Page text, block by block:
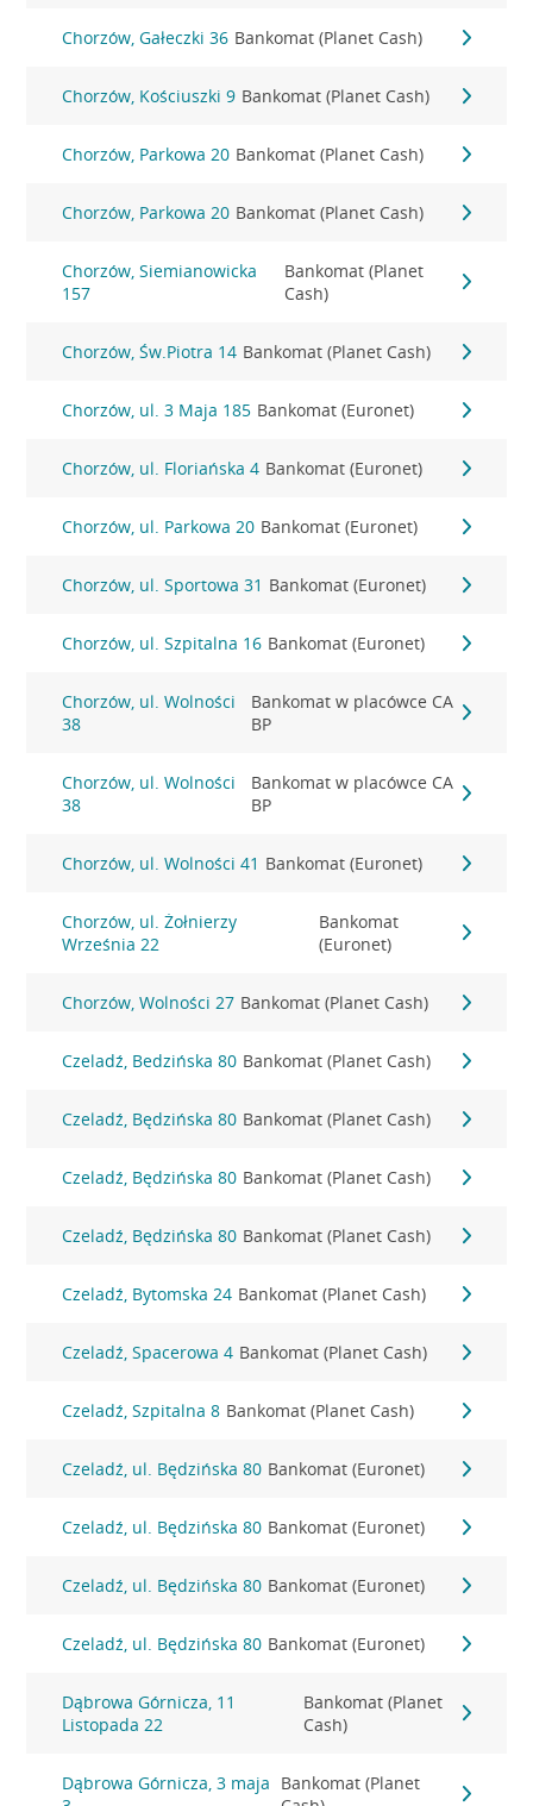
Chorzów, Gałeczki 36 Bankomat (Planet Cash)
Chorzów, Kościuszki 9 Bankomat (Planet Cash)
Chorzów, Parkowa 20 Bankomat (Planet Cash)
Chorzów, Parkowa 20 Bankomat (Planet Cash)
Chorzów, Siemianowicka
157
Bankomat (Planet
Cash)
Chorzów, Św.Piotra 14 Bankomat (Planet Cash)
Chorzów, ul. 3 Maja 185 Bankomat (Euronet)
Chorzów, ul. Floriańska 4 Bankomat (Euronet)
Chorzów, ul. Parkowa 20 Bankomat (Euronet)
Chorzów, ul. Sportowa 31 Bankomat (Euronet)
Chorzów, ul. Szpitalna 16 Bankomat (Euronet)
Chorzów, ul. Wolności
38
Bankomat w placówce CA
BP
Chorzów, ul. Wolności
38
Bankomat w placówce CA
BP
Chorzów, ul. Wolności 41 Bankomat (Euronet)
Chorzów, ul. Żołnierzy
Września 22
Bankomat
(Euronet)
Chorzów, Wolności 27 Bankomat (Planet Cash)
Czeladź, Bedzińska 80 Bankomat (Planet Cash)
Czeladź, Będzińska 80 Bankomat (Planet Cash)
Czeladź, Będzińska 80 Bankomat (Planet Cash)
Czeladź, Będzińska 80 Bankomat (Planet Cash)
Czeladź, Bytomska 24 Bankomat (Planet Cash)
Czeladź, Spacerowa 4 Bankomat (Planet Cash)
Czeladź, Szpitalna 8 Bankomat (Planet Cash)
Czeladź, ul. Będzińska 80 Bankomat (Euronet)
Czeladź, ul. Będzińska 80 Bankomat (Euronet)
Czeladź, ul. Będzińska 80 Bankomat (Euronet)
Czeladź, ul. Będzińska 80 Bankomat (Euronet)
Dąbrowa Górnicza, 11
Listopada 22
Bankomat (Planet
Cash)
Dąbrowa Górnicza, 3 maja Bankomat (Planet